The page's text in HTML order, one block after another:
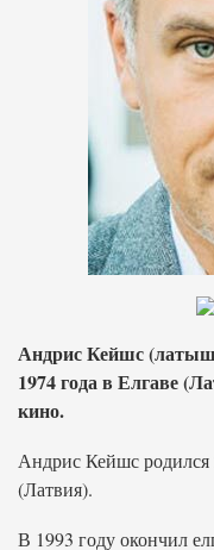
Андрис Кейшс
1974 года в Елгаве
кино.
Андрис Кейшс родился
(Латвия).
В 1993 году окончил